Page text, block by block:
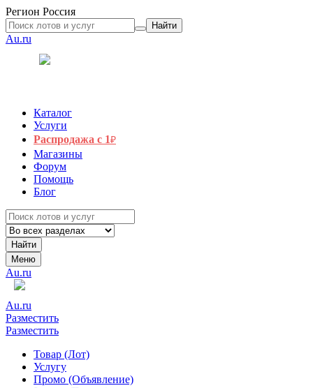
Регион Россия
Найти
Au.ru
Каталог
Услуги
Распродажа с 1₽
Магазины
Форум
Помощь
Блог
Найти
Меню
Au.ru
Au.ru
Разместить
Разместить
Товар (Лот)
Услугу
Промо (Объявление)